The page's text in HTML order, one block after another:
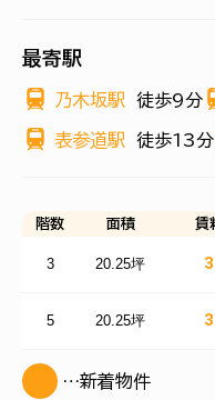
最寄駅
乃木坂駅 徒歩9分
表参道駅 徒歩13分
階数 面積 賃
3 20.25坪
5 20.25坪
…新着物件